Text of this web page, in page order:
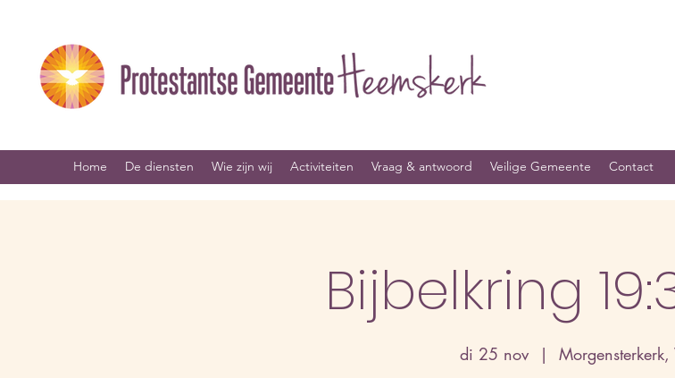
Home De diensten Wie zijn wij Activiteiten Vraag & antwoord Veilige Gemeente Contact
Bijbelkring
di 25 nov
  |